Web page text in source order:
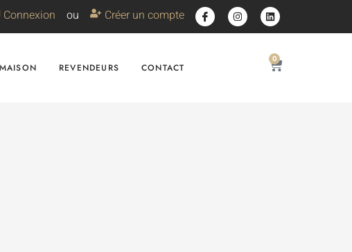
Connexion ou Créer un compte
REVENDEURS CONTACT
0